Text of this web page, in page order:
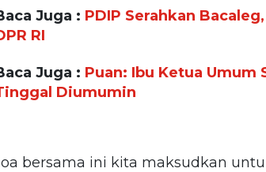
Juga : PDIP Serahkan
RI
Juga : Puan: Ibu Ketua Umum
Diumumin
bersama ini kita maksudkan